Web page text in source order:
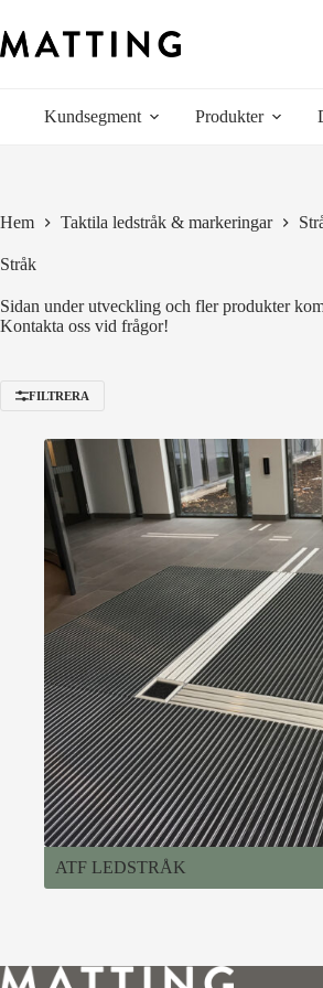
till
innehåll
Kundsegment Produkter
Hem Taktila ledstråk & markeringar
Stråk
Sidan under utveckling och fler produkter
Kontakta oss vid frågor!
FILTRERA
ATF LEDSTRÅK